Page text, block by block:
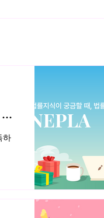
트웨어(SW)산업진흥
하